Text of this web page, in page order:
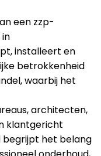
een zzp-
installeert en
betrokkenheid
waarbij het
architecten,
klantgericht
begrijpt het belang